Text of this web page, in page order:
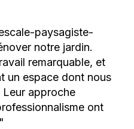
paysagiste-
notre jardin.
remarquable, et
un espace dont nous
approche
ont